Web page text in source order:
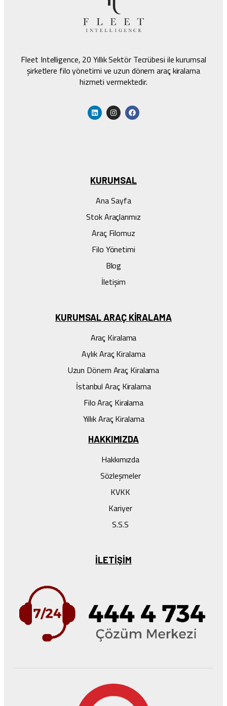
Fleet Intelligence, 20 Yıllık Sektör Tecrübesi ile kurumsal
şirketlere filo yönetimi ve uzun dönem araç kiralama
hizmeti vermektedir.
KURUMSAL
Ana Sayfa
Stok Araçlarımız
Araç Filomuz
Filo Yönetimi
Blog
İletişim
KURUMSAL ARAÇ KIRALAMA
Araç Kiralama
Aylık Araç Kiralama
Uzun Dönem Araç Kiralama
İstanbul Araç Kiralama
Filo Araç Kiralama
Yıllık Araç Kiralama
HAKKIMIZDA
Hakkımızda
Sözleşmeler
KVKK
Kariyer
S.S.S
ILETIŞIM